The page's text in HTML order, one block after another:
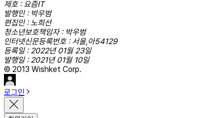
제호 : 요즘IT
발행인 : 박우범
편집인 : 노희선
청소년보호책임자 : 박우범
인터넷신문등록번호 : 서울,아54129
등록일 : 2022년 01월 23일
발행일 : 2021년 01월 10일
© 2013 Wishket Corp.
로그인